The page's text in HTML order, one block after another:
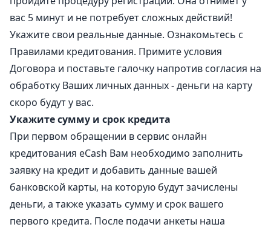
вас 5 минут и не потребует сложных действий!
Укажите свои реальные данные. Ознакомьтесь с
Правилами кредитования. Примите условия
Договора и поставьте галочку напротив согласия на
обработку Ваших личных данных - деньги на карту
скоро будут у вас.
Укажите сумму и срок кредита
При первом обращении в сервис онлайн
кредитования eCash Вам необходимо заполнить
заявку на кредит и добавить данные вашей
банковской карты, на которую будут зачислены
деньги, а также указать сумму и срок вашего
первого кредита. После подачи анкеты наша